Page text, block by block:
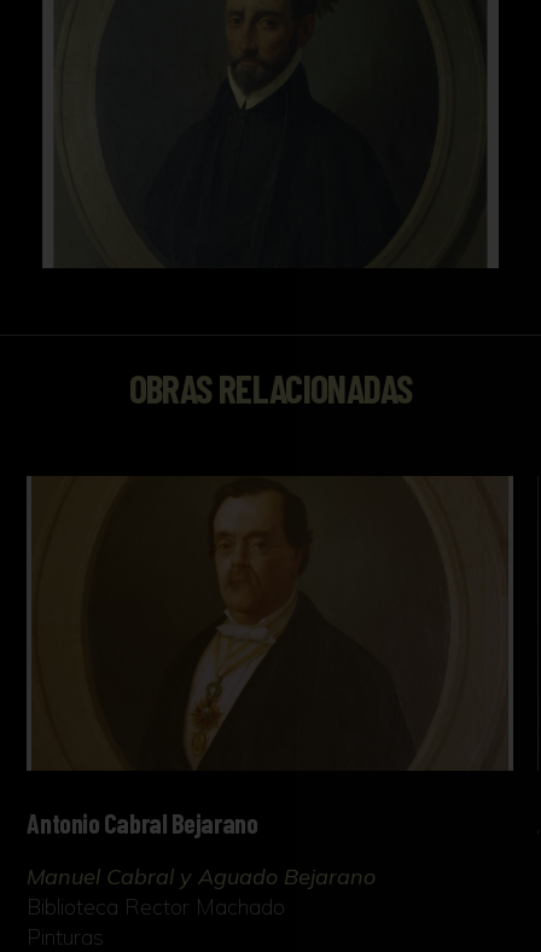
OBRAS RELACIONADAS
Antonio Cabral Bejarano
Manuel Cabral y Aguado Bejarano
Biblioteca Rector Machado
Pinturas